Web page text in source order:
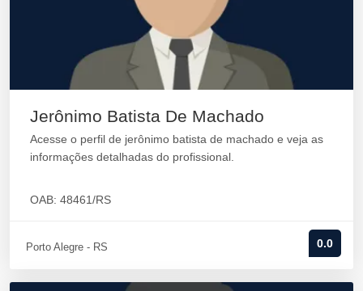
Jerônimo Batista De Machado
Acesse o perfil de jerônimo batista de machado e veja as
informações detalhadas do profissional.
OAB: 48461/RS
Porto Alegre - RS 0.0